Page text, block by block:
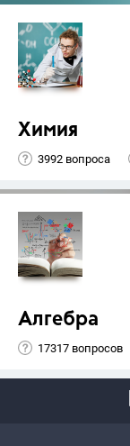
Химия
3992 вопроса
Алгебра
17317 вопросов